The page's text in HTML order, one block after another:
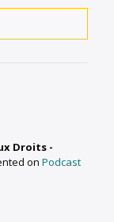
Droits -
on Podcast